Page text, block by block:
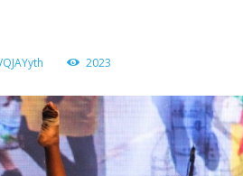
2023